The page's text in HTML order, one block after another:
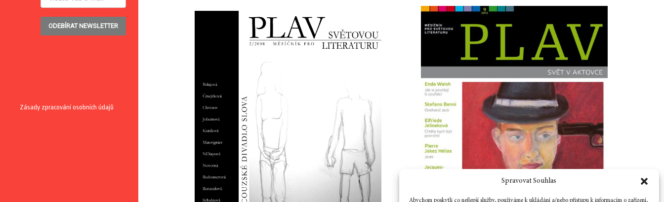
Spravovat Souhlas
Abychom poskytli co nejlepší služby, používáme k ukládání a/nebo přístupu k informacím o zařízení,
ODEBÍRAT NEWSLETTER
Zásady zpracování osobních údajů